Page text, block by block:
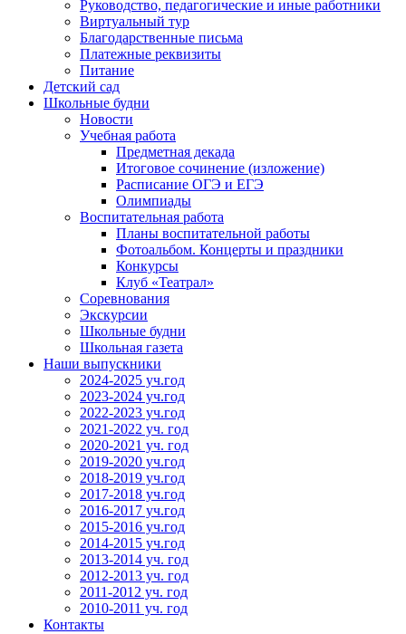
Руководство, педагогические и иные работники
Виртуальный тур
Благодарственные письма
Платежные реквизиты
Питание
Детский сад
Школьные будни
Новости
Учебная работа
Предметная декада
Итоговое сочинение (изложение)
Расписание ОГЭ и ЕГЭ
Олимпиады
Воспитательная работа
Планы воспитательной работы
Фотоальбом. Концерты и праздники
Конкурсы
Клуб «Театрал»
Соревнования
Экскурсии
Школьные будни
Школьная газета
Наши выпускники
2024-2025 уч.год
2023-2024 уч.год
2022-2023 уч.год
2021-2022 уч. год
2020-2021 уч. год
2019-2020 уч.год
2018-2019 уч.год
2017-2018 уч.год
2016-2017 уч.год
2015-2016 уч.год
2014-2015 уч.год
2013-2014 уч. год
2012-2013 уч. год
2011-2012 уч. год
2010-2011 уч. год
Контакты